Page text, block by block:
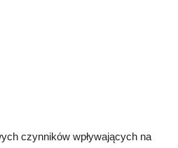
czynników wpływających na